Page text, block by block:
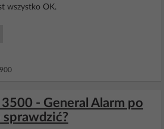
wszystko OK.
- General Alarm po
sprawdzić?